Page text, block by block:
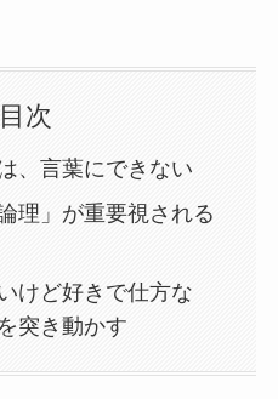
目次
、言葉にできない
理」が重要視される
けど好きで仕方な
突き動かす